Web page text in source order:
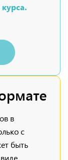
в
с
быть